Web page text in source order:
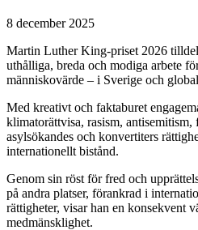
8 december 2025
Martin Luther King-priset 2026
uthålliga, breda och modiga arbete
människovärde – i Sverige och
Med kreativt och faktaburet
klimatorättvisa, rasism,
asylsökandes och konvertiters
internationellt bistånd.
Genom sin röst för fred och
på andra platser, förankrad i
rättigheter, visar han en konsekvent
medmänsklighet.